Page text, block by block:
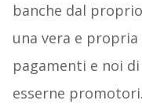
banche dal
una vera e
pagamenti e noi
esserne